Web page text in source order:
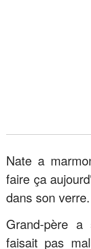
Nate a
faire ça
dans son verre.
Grand-père
faisait pas